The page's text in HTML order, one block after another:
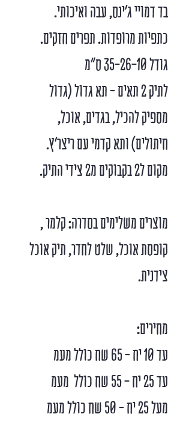
בד דמויי ג'ינס, עבה ואיכותי.
כתפיות מרופדות. תפרים חזקים.
גודל 35-26-10 ס"מ
לתיק 2 תאים - תא גדול (גדול
מספיק להכיל, בגדים, אוכל,
חיתולים) ותא קדמי עם ריצר'ץ.
מקום ל2 בקבוקים מ2 צידי התיק.
מוצרים משלימים בסדרה: קלמר ,
קופסת אוכל, שלט לחדר, תיק אוכל
צידנית.
מחירים:
עד 10 יח - 65 שח כולל מעמ
עד 25 יח - 55 שח כולל מעמ
מעל 25 יח - 50 שח כולל מעמ